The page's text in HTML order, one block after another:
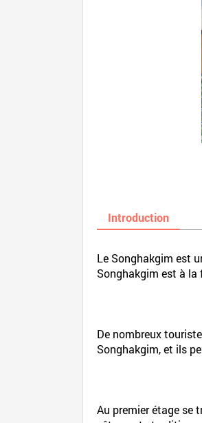
Introduction
Le Songhakgim est
Songhakgim est à
De nombreux
Songhakgim, et ils
Au premier étage se